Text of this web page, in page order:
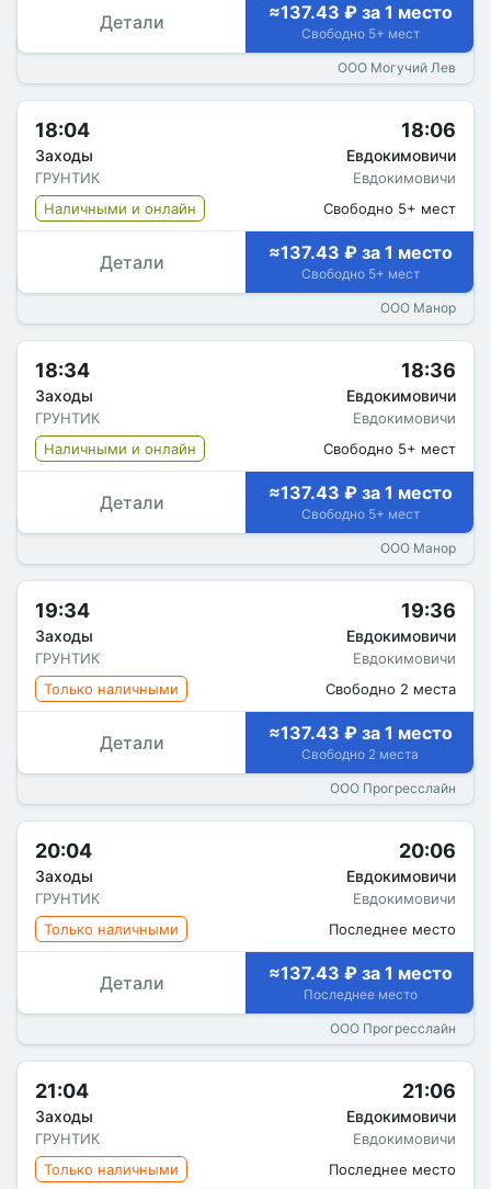
Детали ≈137.43 ₽ за 1 место
Свободно 5+ мест
ООО Могучий Лев
18:04
Заходы
ГРУНТИК
18:06
Евдокимовичи
Евдокимовичи
Наличными и онлайн
Свободно 5+ мест
Детали ≈137.43 ₽ за 1 место
Свободно 5+ мест
ООО Манор
18:34
Заходы
ГРУНТИК
18:36
Евдокимовичи
Евдокимовичи
Наличными и онлайн
Свободно 5+ мест
Детали ≈137.43 ₽ за 1 место
Свободно 5+ мест
ООО Манор
19:34
Заходы
ГРУНТИК
19:36
Евдокимовичи
Евдокимовичи
Только наличными
Свободно 2 места
Детали ≈137.43 ₽ за 1 место
Свободно 2 места
ООО Прогресслайн
20:04
Заходы
ГРУНТИК
20:06
Евдокимовичи
Евдокимовичи
Только наличными
Последнее место
Детали ≈137.43 ₽ за 1 место
Последнее место
ООО Прогресслайн
21:04
Заходы
ГРУНТИК
21:06
Евдокимовичи
Евдокимовичи
Только наличными
Последнее место